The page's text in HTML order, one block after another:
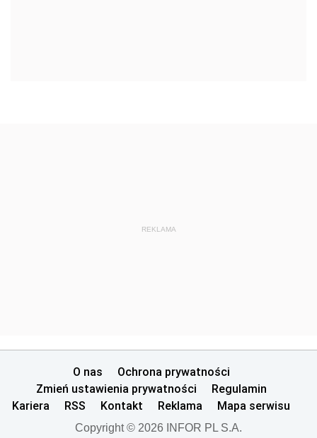
REKLAMA
O nas
Ochrona prywatności
Zmień ustawienia prywatności
Regulamin
Kariera
RSS Kontakt Reklama Mapa serwisu
Copyright © 2026 INFOR PL S.A.